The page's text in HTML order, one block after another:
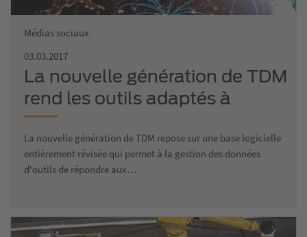
Médias sociaux
03.03.2017
La nouvelle génération de TDM
rend les outils adaptés à
l'industrie 4.0
La nouvelle génération de TDM repose sur une base logicielle
entièrement révisée qui permet à la gestion des données
d'outils de répondre aux…